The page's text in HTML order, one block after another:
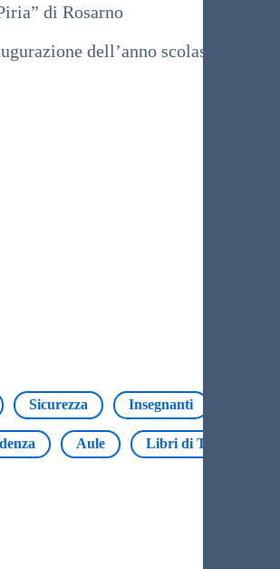
di Rosarno
dell’anno scolastico a
Sicurezza Insegnanti
Aule Libri di Testo